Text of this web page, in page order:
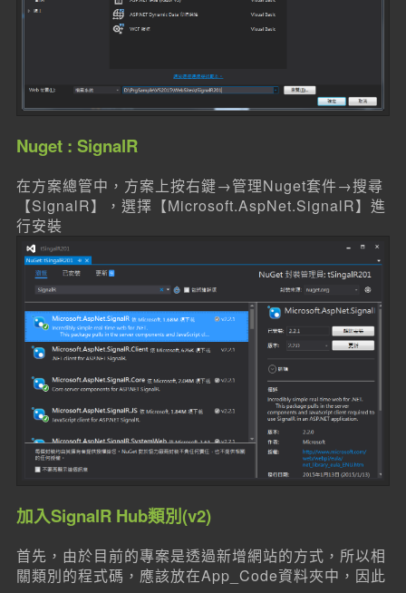
Nuget : SignalR
在方案總管中，方案上按右鍵→管理Nuget套件→搜尋
【SignalR】，選擇【Microsoft.AspNet.SignalR】進
行安裝
加入SignalR Hub類別(v2)
首先，由於目前的專案是透過新增網站的方式，所以相
關類別的程式碼，應該放在App_Code資料夾中，因此